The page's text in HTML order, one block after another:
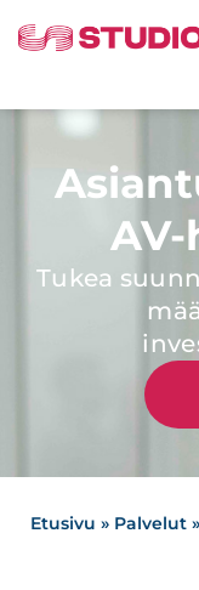
Tukea
Etusivu » Palvelut »